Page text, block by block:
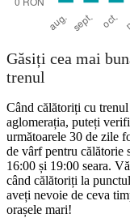
Găsiți cea mai
trenul
Când călătoriți cu
aglomerația, puteți
următoarele 30 de zile
de vârf pentru călătorie
16:00 și 19:00 seara.
când călătoriți la
aveți nevoie de ceva
orașele mari!